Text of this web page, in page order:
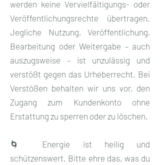
werden keine Vervielfältigungs- oder
Veröffentlichungsrechte übertragen.
Jegliche Nutzung, Veröffentlichung,
Bearbeitung oder Weitergabe – auch
auszugsweise – ist unzulässig und
verstößt gegen das Urheberrecht. Bei
Verstößen behalten wir uns vor, den
Zugang zum Kundenkonto ohne
Erstattung zu sperren oder zu löschen.
🌀 Energie ist heilig und
schützenswert. Bitte ehre das, was du